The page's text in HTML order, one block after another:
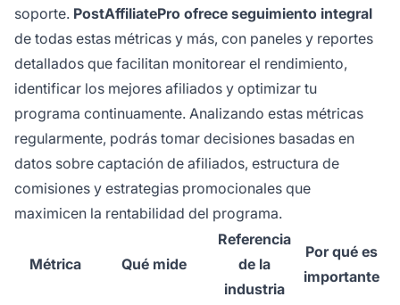
soporte. PostAffiliatePro ofrece seguimiento integral
de todas estas métricas y más, con paneles y reportes
detallados que facilitan monitorear el rendimiento,
identificar los mejores afiliados y optimizar tu
programa continuamente. Analizando estas métricas
regularmente, podrás tomar decisiones basadas en
datos sobre captación de afiliados, estructura de
comisiones y estrategias promocionales que
maximicen la rentabilidad del programa.
Métrica Qué mide
Referencia
de la
industria
Por qué es
importante